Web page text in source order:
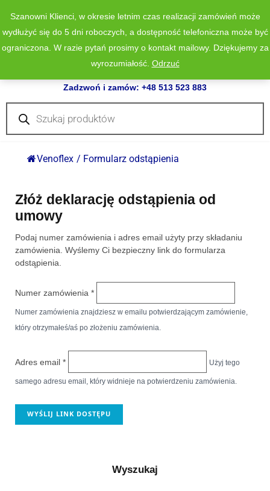
Zadzwoń i zamów: +48 513 523 883
Wyszukiwarka
produktów
Venoflex / Formularz odstąpienia
Złóż deklarację odstąpienia od
umowy
Podaj numer zamówienia i adres email użyty przy składaniu
zamówienia. Wyślemy Ci bezpieczny link do formularza
odstąpienia.
Numer zamówienia *
Numer zamówienia znajdziesz w emailu potwierdzającym zamówienie,
który otrzymałeś/aś po złożeniu zamówienia.
Adres email * Użyj tego
samego adresu email, który widnieje na potwierdzeniu zamówienia.
WYŚLIJ LINK DOSTĘPU
Wyszukaj
Szanowni Klienci, w okresie letnim czas realizacji zamówień może
wydłużyć się do 5 dni roboczych, a dostępność telefoniczna może być
ograniczona. W razie pytań prosimy o kontakt mailowy. Dziękujemy za
wyrozumiałość. Odrzuć